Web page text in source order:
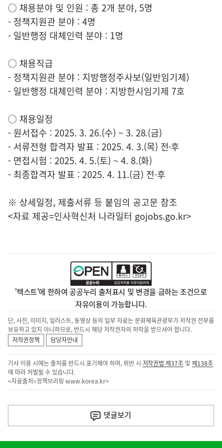
○ 채용분야 및 인원 : 총 2개 분야, 5명
- 정책지원관 분야 : 4명
- 일반행정 대체인력 분야 : 1명
○ 채용직급
- 정책지원관 분야 : 지방행정주사보(일반임기제)
- 일반행정 대체인력 분야 : 지방한시임기제 7호
○ 채용일정
- 원서접수 : 2025. 3. 26.(수) ~ 3. 28.(금)
- 서류전형 합격자 발표 : 2025. 4. 3.(목) 전·후
- 면접시험 : 2025. 4. 5.(토) ~ 4. 8.(화)
- 최종합격자 발표 : 2025. 4. 11.(금) 전·후
※ 상세일정, 제출서류 등 붙임의 공고문 참조
<자료 제공=인사혁신처 나라일터 gojobs.go.kr>
'텍스트'에 한하여 공공누리 출처표시 및 변경을 금하는 조건으로
자유이용이 가능합니다.
단, 사진, 이미지, 일러스트, 동영상 등의 일부 자료는 문화체육관광부가 저작권 전부를
보유하고 있지 아니하므로, 반드시 해당 저작권자의 허락을 받으셔야 합니다.
저작권정책
담당자안내
기사 이용 시에는 출처를 반드시 표기해야 하며, 위반 시 저작권법 제37조 및제138조
에 따라 처벌될 수 있습니다.
<자료출처=정책브리핑 www.korea.kr>
다
음
댓글보기